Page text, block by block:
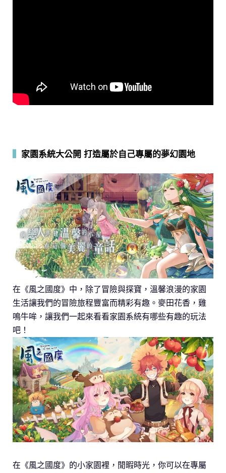
家園系統大公開 打造屬於自己專屬的夢幻園地
在《風之國度》中，除了冒險與探寶，溫馨浪漫的家園
生活讓我們的冒險旅程豐富而精彩有趣。麥田花香，雞
鳴牛哞，讓我們一起來看看家園系統有哪些有趣的玩法
吧！
在《風之國度》的小家園裡，閒暇時光，你可以在專屬